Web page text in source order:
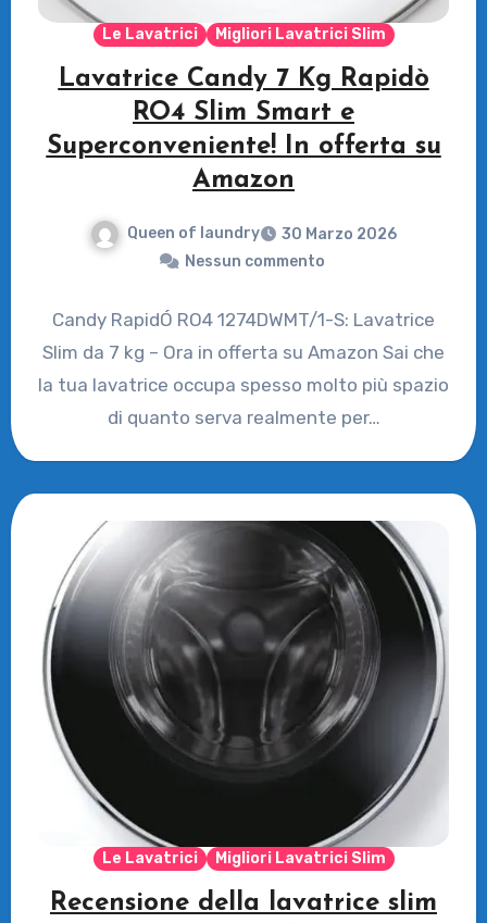
Le Lavatrici Migliori Lavatrici Slim
Lavatrice Candy 7 Kg Rapidò
RO4 Slim Smart e
Superconveniente! In offerta su
Amazon
Queen of laundry
30 Marzo 2026
Nessun commento
Candy RapidÓ RO4 1274DWMT/1-S: Lavatrice
Slim da 7 kg – Ora in offerta su Amazon Sai che
la tua lavatrice occupa spesso molto più spazio
di quanto serva realmente per…
Le Lavatrici Migliori Lavatrici Slim
Recensione della lavatrice slim